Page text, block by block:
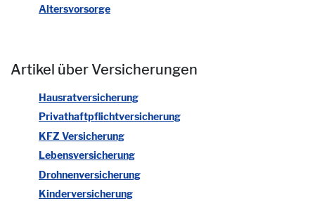
Altersvorsorge
Artikel über Versicherungen
Hausratversicherung
Privathaftpflichtversicherung
KFZ Versicherung
Lebensversicherung
Drohnenversicherung
Kinderversicherung